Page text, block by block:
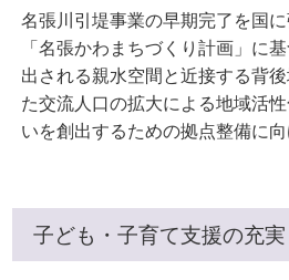
名張川引堤事業の早期完了を国に
「名張かわまちづくり計画」に
出される親水空間と近接する背
た交流人口の拡大による地域活
いを創出するための拠点整備に
子ども・子育て支援の充実